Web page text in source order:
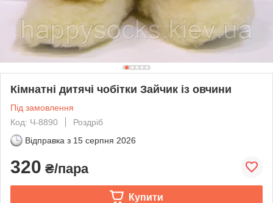
Кімнатні дитячі чобітки Зайчик із овчини
Під замовлення
Код: Ч-8890
Роздріб
Відправка з 15 серпня 2026
320 ₴/пара
Купити